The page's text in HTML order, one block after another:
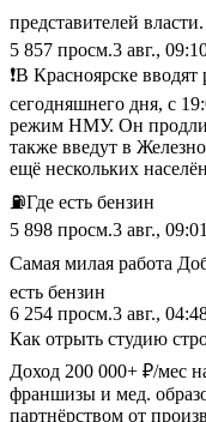
представителей
5 857 просм.3 авг.,
❗️В Красноярске
сегодняшнего дня, с
режим НМУ. Он
также введут в
ещё нескольких
⛽️Где есть бензин
5 898 просм.3 авг., 09:01
Самая милая работа
есть бензин
6 254 просм.3 авг.,
Как отрыть студию
Доход 200 000+ ₽/мес
франшизы и мед.
партнёрством от